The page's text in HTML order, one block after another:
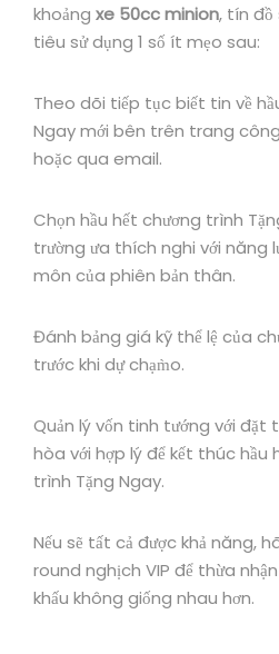
khoảng xe 50cc minion, tín đồ
tiêu sử dụng 1 số ít mẹo sau:
Theo dõi tiếp tục biết tin về
Ngay mới bên trên trang
hoặc qua email.
Chọn hầu hết chương trình
trường ưa thích nghi với năng
môn của phiên bản thân.
Đánh bảng giá kỹ thể lệ của
trước khi dự chạm̀o.
Quản lý vốn tinh tướng với
hòa với hợp lý để kết thúc hầu
trình Tặng Ngay.
Nếu sẽ tất cả được khả năng,
round nghịch VIP để thừa
khấu không giống nhau hơn.